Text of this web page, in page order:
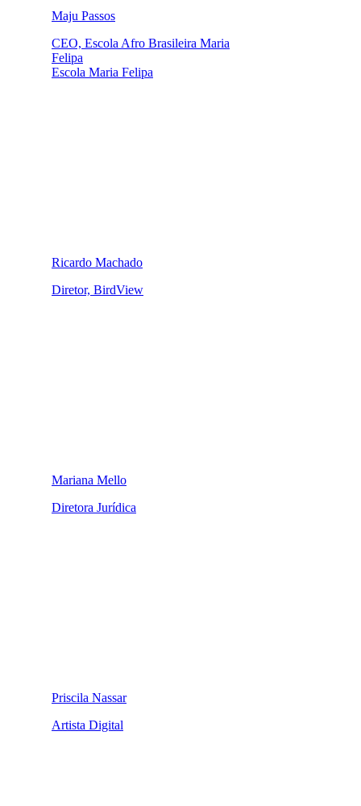
Maju Passos
CEO, Escola Afro Brasileira Maria
Felipa
Escola Maria Felipa
Ricardo Machado
Diretor, BirdView
Mariana Mello
Diretora Jurídica
Priscila Nassar
Artista Digital